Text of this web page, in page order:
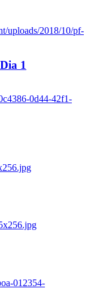
uploads/2018/10/pf-
1
0d44-42f1-
012354-